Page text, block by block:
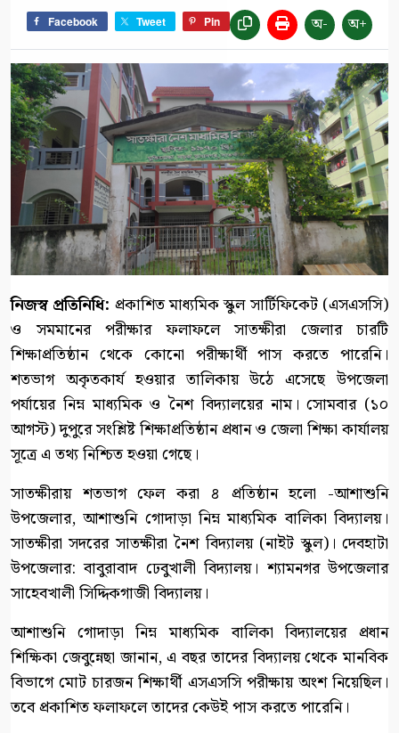
Facebook Tweet Pin অ- অ+
নিজস্ব প্রতিনিধি: প্রকাশিত মাধ্যমিক স্কুল সার্টিফিকেট (এসএসসি)
ও সমমানের পরীক্ষার ফলাফলে সাতক্ষীরা জেলার চারটি
শিক্ষাপ্রতিষ্ঠান থেকে কোনো পরীক্ষার্থী পাস করতে পারেনি।
শতভাগ অকৃতকার্য হওয়ার তালিকায় উঠে এসেছে উপজেলা
পর্যায়ের নিম্ন মাধ্যমিক ও নৈশ বিদ্যালয়ের নাম। সোমবার (১০
আগস্ট) দুপুরে সংশ্লিষ্ট শিক্ষাপ্রতিষ্ঠান প্রধান ও জেলা শিক্ষা কার্যালয়
সূত্রে এ তথ্য নিশ্চিত হওয়া গেছে।
সাতক্ষীরায় শতভাগ ফেল করা ৪ প্রতিষ্ঠান হলো -আশাশুনি
উপজেলার, আশাশুনি গোদাড়া নিম্ন মাধ্যমিক বালিকা বিদ্যালয়।
সাতক্ষীরা সদরের সাতক্ষীরা নৈশ বিদ্যালয় (নাইট স্কুল)। দেবহাটা
উপজেলার: বাবুরাবাদ ঢেবুখালী বিদ্যালয়। শ্যামনগর উপজেলার
সাহেবখালী সিদ্দিকগাজী বিদ্যালয়।
আশাশুনি গোদাড়া নিম্ন মাধ্যমিক বালিকা বিদ্যালয়ের প্রধান
শিক্ষিকা জেবুন্নেছা জানান, এ বছর তাদের বিদ্যালয় থেকে মানবিক
বিভাগে মোট চারজন শিক্ষার্থী এসএসসি পরীক্ষায় অংশ নিয়েছিল।
তবে প্রকাশিত ফলাফলে তাদের কেউই পাস করতে পারেনি।